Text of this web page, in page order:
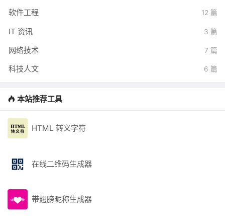
软件工程 12 篇
IT 资讯 3 篇
网络技术 7 篇
科技人文 6 篇
本站推荐工具
HTML 转义字符
在线二维码生成器
带翅膀昵称生成器